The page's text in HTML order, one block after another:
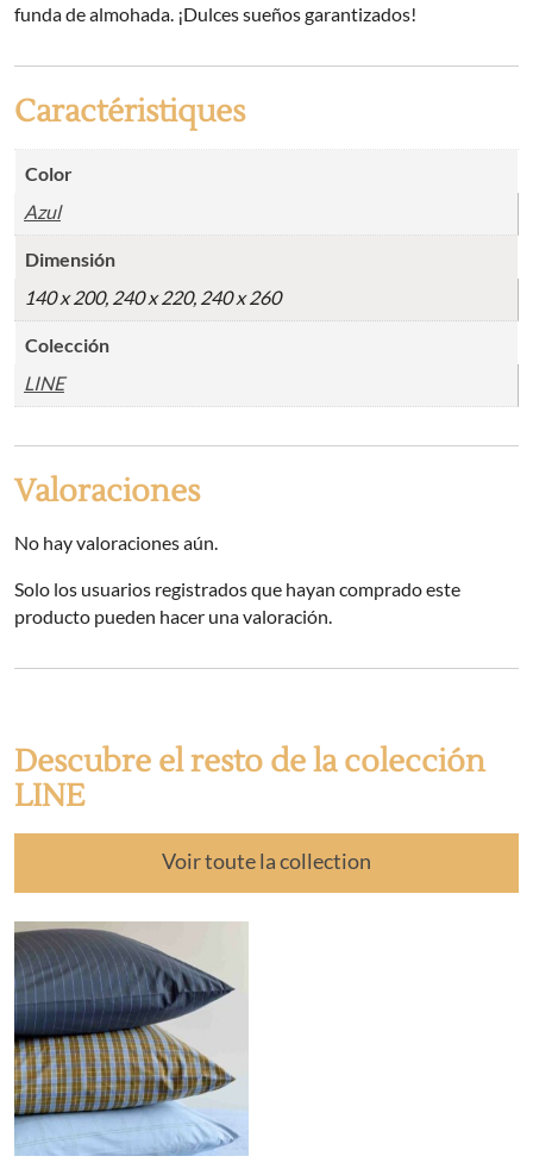
funda de almohada. ¡Dulces sueños garantizados!
Caractéristiques
Color
Azul
Dimensión
140 x 200, 240 x 220, 240 x 260
Colección
LINE
Valoraciones
No hay valoraciones aún.
Solo los usuarios registrados que hayan comprado este
producto pueden hacer una valoración.
Descubre el resto de la colección
LINE
Voir toute la collection